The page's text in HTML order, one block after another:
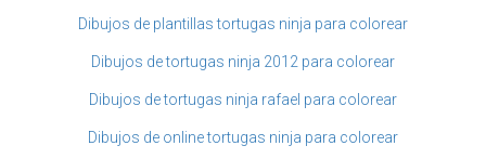
Dibujos de plantillas tortugas ninja para colorear
Dibujos de tortugas ninja 2012 para colorear
Dibujos de tortugas ninja rafael para colorear
Dibujos de online tortugas ninja para colorear